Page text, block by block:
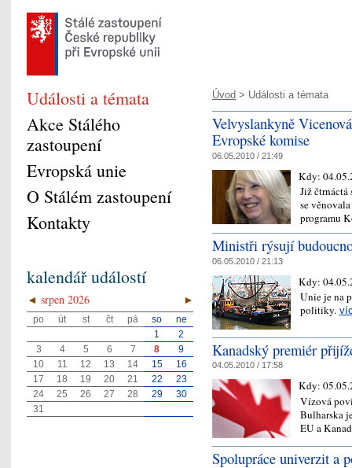
Úvod > Události a témata
Velvyslankyně
Evropské komise
06.05.2010 / 21:49
Kdy:
Již
se
programu
Ministři rýsují
06.05.2010 / 21:13
Kdy:
Unie je na
politiky.
Kanadský premiér
04.05.2010 / 17:58
Kdy:
Vízová
Bulharska
EU a
Spolupráce univerzit a
Události a témata
Akce Stálého
zastoupení
Evropská unie
O Stálém zastoupení
Kontakty
kalendář událostí
◄ ►
srpen 2026
po út st čt pá so
ne
1
2
3
4 5 6 7 8
9
10
11 12 13 14 15
16
17
18 19 20 21 22
23
24
25 26 27 28 29
30
31